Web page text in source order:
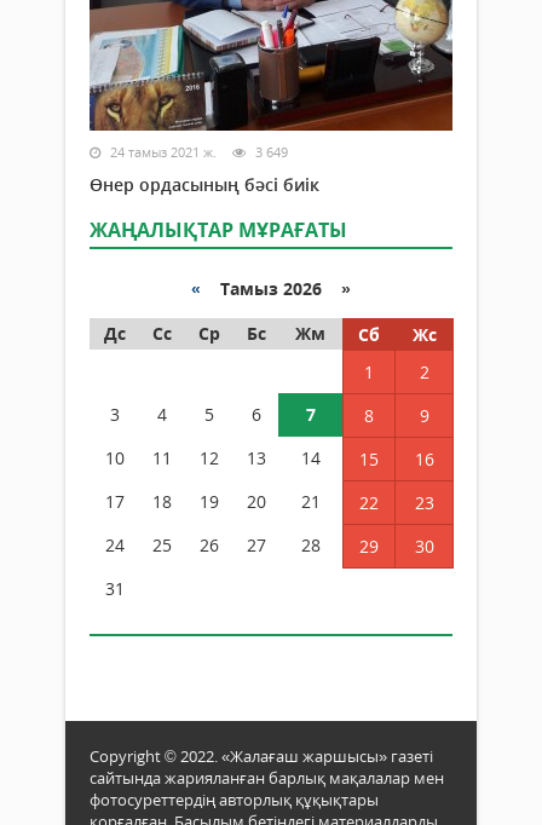
24 тамыз 2021 ж. 3 649
Өнер ордасының бәсі биік
ЖАҢАЛЫҚТАР МҰРАҒАТЫ
« Тамыз 2026 »
Дс
Сс Ср Бс Жм Сб
Жс
1
2
3
4 5 6 7 8
9
10
11 12 13 14 15
16
17
18 19 20 21 22
23
24
25 26 27 28 29
30
31
Copyright © 2022. «Жалағаш жаршысы» газеті
сайтында жарияланған барлық мақалалар мен
фотосуреттердің авторлық құқықтары